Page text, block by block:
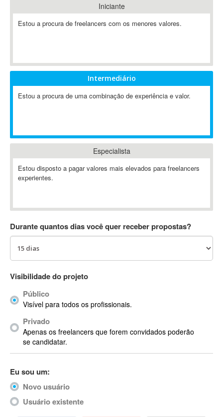
A-GPS
ABAP
Abaqus
ABBYY FineReader
Ableton
Ableton Push
Abstract
AC3
ACID Pro
ACPI
Acrobat
Acrobat X
Acronis
ACT
Actimize
ActionScript
ActionScript 3
Iniciante
Estou a procura de freelancers com os menores valores.
Intermediário
Estou a procura de uma combinação de experiência e valor.
Especialista
Estou disposto a pagar valores mais elevados para freelancers
experientes.
Durante quantos dias você quer receber propostas?
Visibilidade do projeto
Público
Visível para todos os profissionais.
Privado
Apenas os freelancers que forem convidados poderão
se candidatar.
Eu sou um:
Novo usuário
Usuário existente